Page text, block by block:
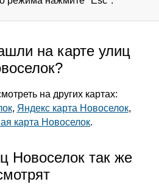
на карте улиц
на других картах:
, Яндекс карта Новоселок,
карта Новоселок.
Новоселок так же